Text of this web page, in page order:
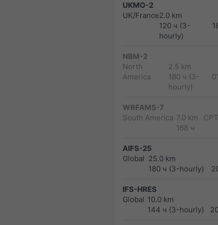
UKMO-2
UK/France2.0 km
120 ч (3-
hourly)
NBM-2
North
America
2.5 km
180 ч (3-
hourly)
WRFAMS-7
South America 7.0 km
168 ч
AIFS-25
Global 25.0 km
180 ч (3-hourly)
IFS-HRES
Global 10.0 km
144 ч (3-hourly)